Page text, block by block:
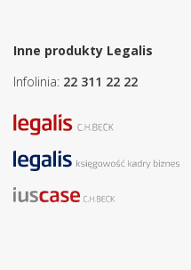
Inne produkty Legalis
Infolinia: 22 311 22 22